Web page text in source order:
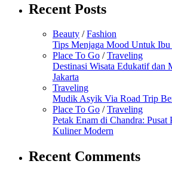
Recent Posts
Beauty /Fashion
Tips Menjaga Mood Untuk Ibu
Place To Go /Traveling
Destinasi Wisata Edukatif dan
Jakarta
Traveling
Mudik Asyik Via Road Trip
Place To Go /Traveling
Petak Enam di Chandra: Pusat
Kuliner Modern
Recent Comments